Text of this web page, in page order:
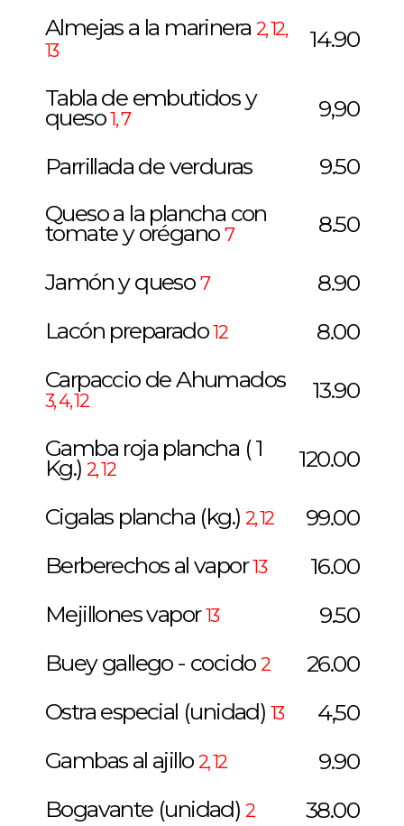
Almejas a la marinera 2, 12,
13
14.90
Tabla de embutidos y
queso1, 7 9,90
Parrillada de verduras
9.50
Queso a la plancha con
tomate y orégano 7 8.50
Jamón y queso 7
8.90
Lacón preparado12
8.00
Carpaccio de Ahumados
3, 4, 12 13.90
Gamba roja plancha ( 1
Kg.) 2, 12 120.00
Cigalas plancha (kg.) 2, 12
99.00
Berberechos al vapor13
16.00
Mejillones vapor13
9.50
Buey gallego - cocido 2
26.00
Ostra especial (unidad) 13
4,50
Gambas al ajillo 2, 12
9.90
Bogavante (unidad) 2
38.00